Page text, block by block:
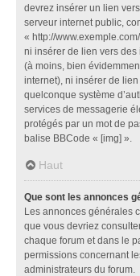
devrez insérer un lien
serveur internet public,
« http://
ni insérer de lien vers
(à moins, bien
internet), ni insérer de
quelconque système
services de messagerie
protégés par un mot de
balise BBCode « [img] ».
Haut
Que sont les annonces
Les annonces générales
que vous devriez
chaque forum et dans le
permissions concernant
administrateurs du forum.